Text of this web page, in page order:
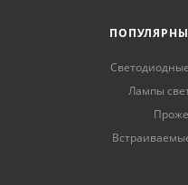
Лампы